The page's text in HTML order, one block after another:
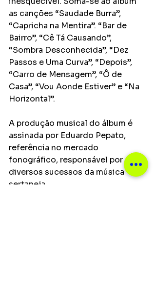
as canções “Saudade Burra”,
“Capricha na Mentira”. “Bar de
Bairro”, “Cê Tá Causando”,
“Sombra Desconhecida”, “Dez
Passos e Uma Curva”, “Depois”,
“Carro de Mensagem”, “Ô de
Casa”, “Vou Aonde Estiver” e “Na
Horizontal”.
A produção musical do álbum é
assinada por Eduardo Pepato,
referência no mercado
fonográfico, responsável por
diversos sucessos da música
sertaneja.